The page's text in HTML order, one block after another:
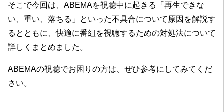
そこで今回は、ABEMAを視聴中に起きる「再生できな
い、重い、落ちる」といった不具合について原因を解説す
るとともに、快適に番組を視聴するための対処法について
詳しくまとめました。
ABEMAの視聴でお困りの方は、ぜひ参考にしてみてくだ
さい。